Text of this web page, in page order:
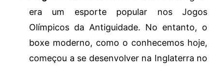
era um esporte popular nos Jogos
Olímpicos da Antiguidade. No entanto, o
boxe moderno, como o conhecemos hoje,
começou a se desenvolver na Inglaterra no